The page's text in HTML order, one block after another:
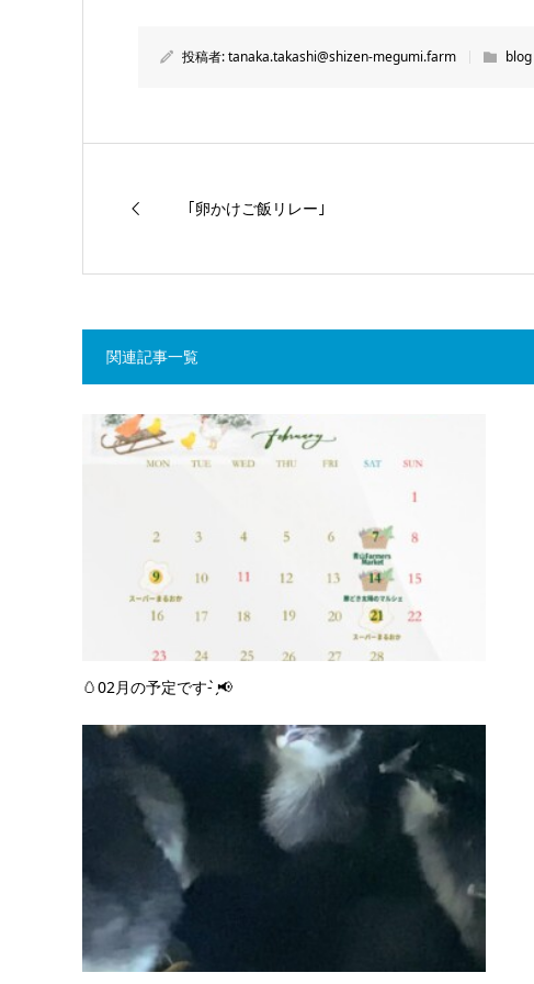
投稿者:tanaka.takashi@shizen-megumi.farm blog
｢卵かけご飯リレー｣
関連記事一覧
⁡🥚02月の予定です- ̗̀📢